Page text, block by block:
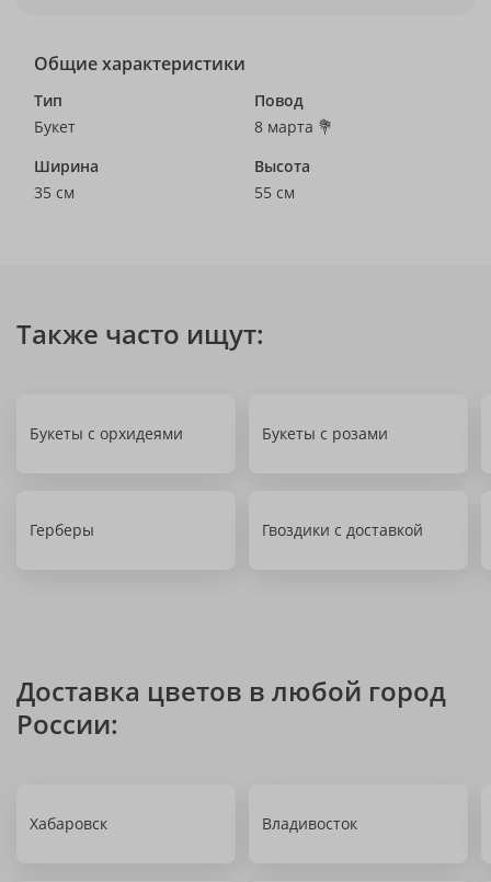
Общие характеристики
Тип
Букет
Повод
8 марта 💐
Ширина
35 см
Высота
55 см
Также часто ищут:
Букеты с орхидеями Букеты с розами
Герберы Гвоздики с доставкой
Доставка цветов в любой город
России:
Хабаровск Владивосток